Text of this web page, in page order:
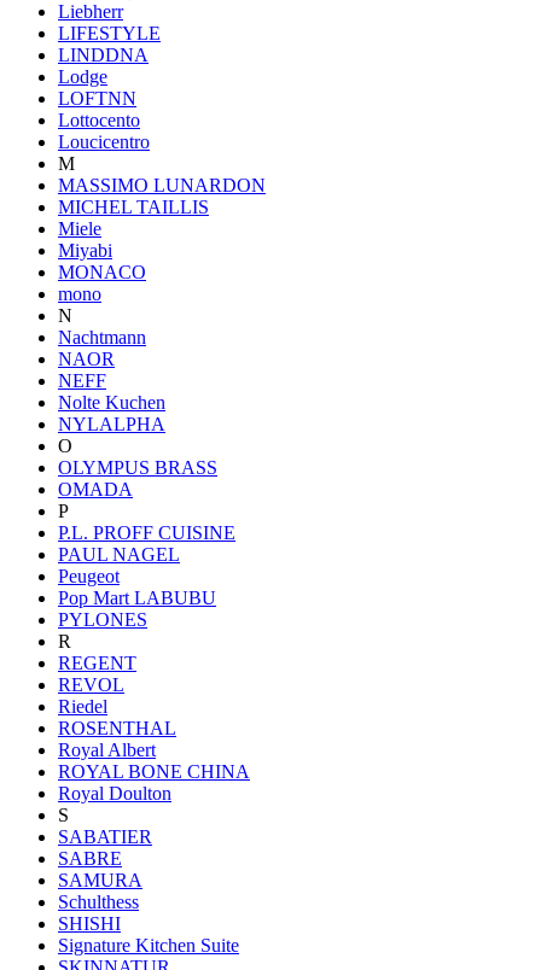
Liebherr
LIFESTYLE
LINDDNA
Lodge
LOFTNN
Lottocento
Loucicentro
M
MASSIMO LUNARDON
MICHEL TAILLIS
Miele
Miyabi
MONACO
mono
N
Nachtmann
NAOR
NEFF
Nolte Kuchen
NYLALPHA
O
OLYMPUS BRASS
OMADA
P
P.L. PROFF CUISINE
PAUL NAGEL
Peugeot
Pop Mart LABUBU
PYLONES
R
REGENT
REVOL
Riedel
ROSENTHAL
Royal Albert
ROYAL BONE CHINA
Royal Doulton
S
SABATIER
SABRE
SAMURA
Schulthess
SHISHI
Signature Kitchen Suite